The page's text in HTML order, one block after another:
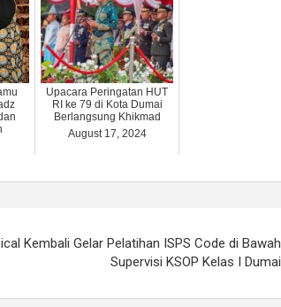
Upacara Peringatan HUT
RI ke 79 di Kota Dumai
Berlangsung Khikmad
August 17, 2024
Kembali Gelar Pelatihan ISPS Code di Bawah
Supervisi KSOP Kelas I Dumai